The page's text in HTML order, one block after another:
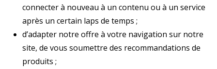
connecter à nouveau à un contenu ou à un service
après un certain laps de temps ;
d’adapter notre offre à votre navigation sur notre
site, de vous soumettre des recommandations de
produits ;